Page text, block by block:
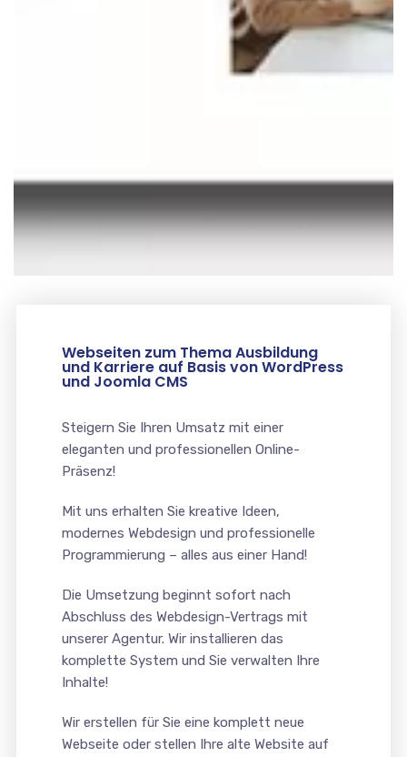
Webseiten zum Thema Ausbildung
und Karriere auf Basis von WordPress
und Joomla CMS
Steigern Sie Ihren Umsatz mit einer
eleganten und professionellen Online-
Präsenz!
Mit uns erhalten Sie kreative Ideen,
modernes Webdesign und professionelle
Programmierung – alles aus einer Hand!
Die Umsetzung beginnt sofort nach
Abschluss des Webdesign-Vertrags mit
unserer Agentur. Wir installieren das
komplette System und Sie verwalten Ihre
Inhalte!
Wir erstellen für Sie eine komplett neue
Webseite oder stellen Ihre alte Website auf